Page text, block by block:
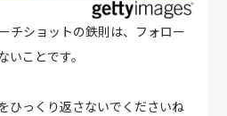
チショットの鉄則は、フォロー
いことです。
ひっくり返さないでくださいね